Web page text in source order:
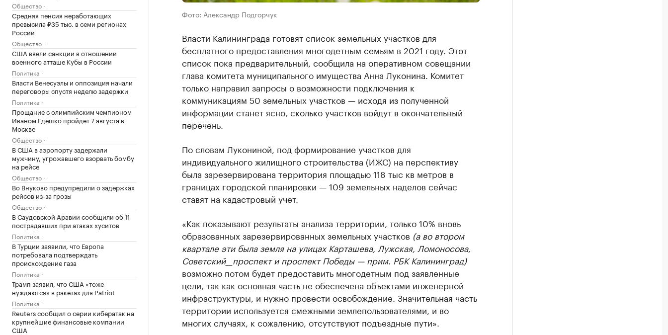
Общество
Средняя пенсия неработающих
превысила ₽35 тыс. в семи регионах
России
Общество
США ввели санкции в отношении
военного атташе Кубы в России
Политика
Власти Венесуэлы и оппозиция начали
переговоры спустя неделю задержки
Политика
Прощание с олимпийским чемпионом
Иваном Едешко пройдет 7 августа в
Москве
Общество
В США в аэропорту задержали
мужчину, угрожавшего взорвать бомбу
на рейсе
Общество
Во Внуково предупредили о задержках
рейсов из-за грозы
Общество
В Саудовской Аравии сообщили об 11
пострадавших при атаках хуситов
Политика
В Турции заявили, что Европа
потребовала подтверждать
происхождение газа
Политика
Трамп заявил, что США «тоже
нуждаются» в ракетах для Patriot
Политика
Reuters сообщил о серии кибератак на
крупнейшие финансовые компании
США
Фото: Александр Подгорчук
Власти Калининграда готовят список земельных участков для
бесплатного предоставления многодетным семьям в 2021 году. Этот
список пока предварительный, сообщила на оперативном совещании
глава комитета муниципального имущества Анна Луконина. Комитет
только направил запросы о возможности подключения к
коммуникациям 50 земельных участков — исходя из полученной
информации станет ясно, сколько участков войдут в окончательный
перечень.
По словам Лукониной, под формирование участков для
индивидуального жилищного строительства (ИЖС) на перспективу
была зарезервирована территория площадью 118 тыс кв метров в
границах городской планировки — 109 земельных наделов сейчас
ставят на кадастровый учет.
«Как показывают результаты анализа территории, только 10% вновь
образованных зарезервированных земельных участков (а во втором
квартале эти была земля на улицах Карташева, Лужская, Ломоносова,
Советский__проспект и проспект Победы — прим. РБК Калининград)
возможно потом будет предоставить многодетным под заявленные
цели, так как основная часть не обеспечена объектами инженерной
инфраструктуры, и нужно провести освобождение. Значительная часть
территории используется смежными землепользователями, и во
многих случаях, к сожалению, отсутствуют подъездные пути».